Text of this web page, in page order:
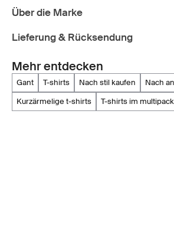
Über die Marke
Lieferung & Rücksendung
Mehr entdecken
gant t-shirts nach stil kaufen
nach
kurzärmelige t-shirts
t-shirts im multipack